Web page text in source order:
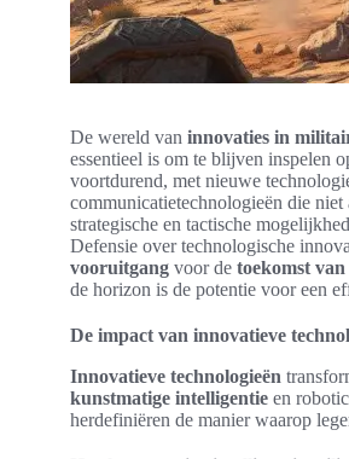
De wereld van innovaties in
essentieel is om te blijven inspelen
voortdurend, met nieuwe
communicatietechnologieën die
strategische en tactische
Defensie over technologische
vooruitgang voor de toekomst
de horizon is de potentie voor een
De impact van innovatieve
Innovatieve technologieën
kunstmatige intelligentie en
herdefiniëren de manier waarop